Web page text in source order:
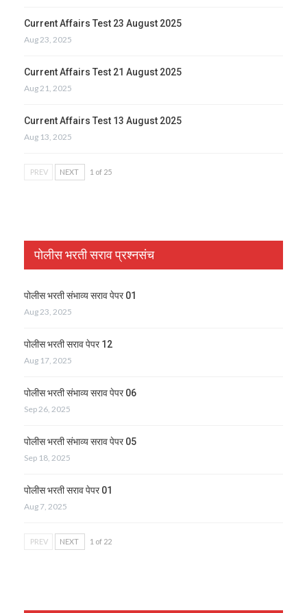
Current Affairs Test 23 August 2025
Aug 23, 2025
Current Affairs Test 21 August 2025
Aug 21, 2025
Current Affairs Test 13 August 2025
Aug 13, 2025
PREV NEXT 1 of 25
पोलीस भरती सराव प्रश्नसंच
पोलीस भरती संभाव्य सराव पेपर 01
Aug 23, 2025
पोलीस भरती सराव पेपर 12
Aug 17, 2025
पोलीस भरती संभाव्य सराव पेपर 06
Sep 26, 2025
पोलीस भरती संभाव्य सराव पेपर 05
Sep 18, 2025
पोलीस भरती सराव पेपर 01
Aug 7, 2025
PREV NEXT 1 of 22